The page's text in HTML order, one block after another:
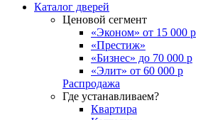
Каталог дверей
Ценовой сегмент
«Эконом» от 15 000 р
«Престиж»
«Бизнес» до 70 000 р
«Элит» от 60 000 р
Распродажа
Где устанавливаем?
Квартира